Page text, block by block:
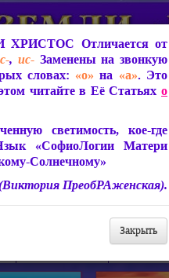
Защита от
Слово Матери Мира.
Книги, Видео, Аудио и др.
ХРИСТОС Отличается от
, ис-Заменены на звонкую
словах: «о» на «а». Это
читайте в Её Статьях о
светимость, кое-где
«СофиоЛогии Матери
Солнечному»
ПреобРАженская).
Закрыть